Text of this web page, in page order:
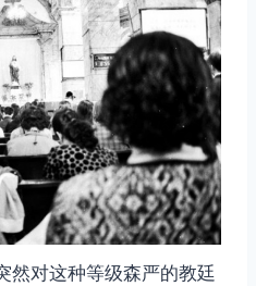
然对这种等级森严的教廷